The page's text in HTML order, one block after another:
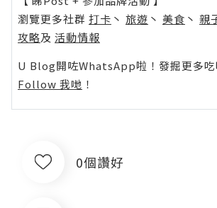
瀏覽更多社群 打卡 丶 旅遊 丶 美食 丶 親
攻略及 活動情報
U Blog開咗WhatsApp啦！發掘更多吃
Follow 我哋 ！
0個讚好